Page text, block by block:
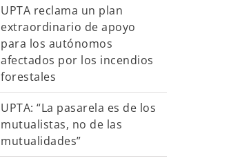
UPTA reclama un plan
extraordinario de apoyo
para los autónomos
afectados por los incendios
forestales
UPTA: “La pasarela es de los
mutualistas, no de las
mutualidades”